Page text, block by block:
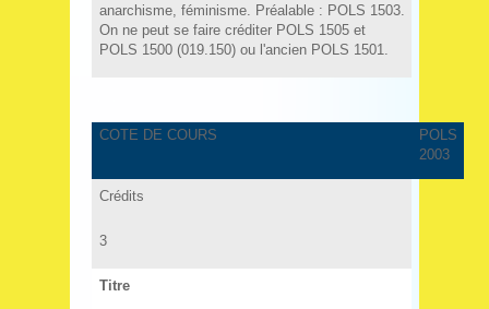
anarchisme, féminisme. Préalable : POLS 1503.
On ne peut se faire créditer POLS 1505 et
POLS 1500 (019.150) ou l'ancien POLS 1501.
COTE DE COURS
POLS
2003
Crédits
3
Titre